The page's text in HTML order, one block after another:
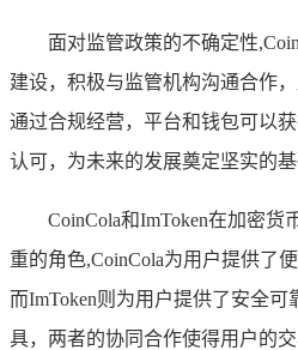
面对监管政策的不确定性
建设，积极与监管机构沟通合作
通过合规经营，平台和钱包可以
认可，为未来的发展奠定坚实的基
CoinCola和ImToken在加密
重的角色,CoinCola为用户提供了
而ImToken则为用户提供了安全
具，两者的协同合作使得用户的